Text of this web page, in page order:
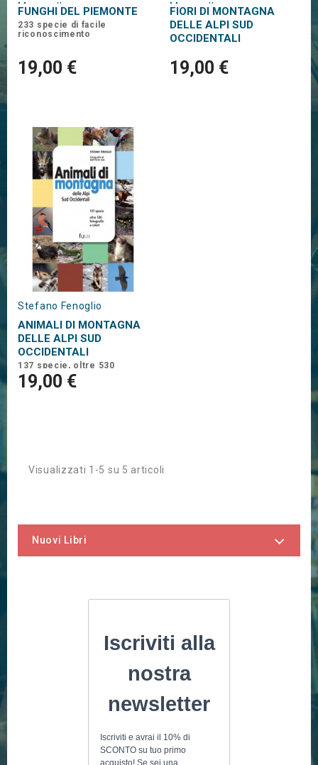
Manavella
FUNGHI DEL PIEMONTE
233 specie di facile
riconoscimento
19,00 €
Manavella
FIORI DI MONTAGNA
DELLE ALPI SUD
OCCIDENTALI
19,00 €
Stefano Fenoglio
ANIMALI DI MONTAGNA
DELLE ALPI SUD
OCCIDENTALI
137 specie, oltre 530
fotografie a colori
19,00 €
Visualizzati 1-5 su 5 articoli
Nuovi Libri